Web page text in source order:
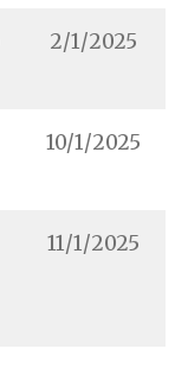
2/1/2025
10/1/2025
11/1/2025